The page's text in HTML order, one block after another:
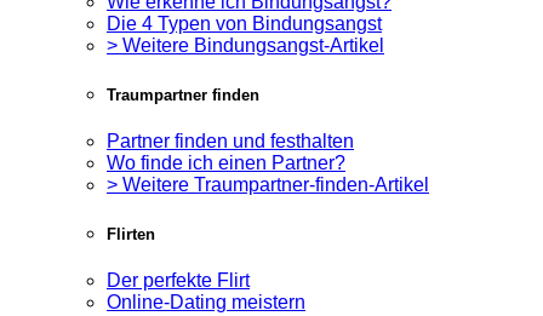
Die 4 Typen von Bindungsangst
> Weitere Bindungsangst-Artikel
Traumpartner finden
Partner finden und festhalten
Wo finde ich einen Partner?
> Weitere Traumpartner-finden-Artikel
Flirten
Der perfekte Flirt
Online-Dating meistern